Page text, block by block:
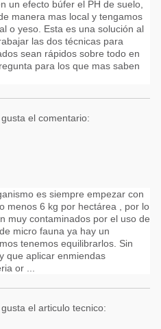
un efecto búfer el PH de suelo,
manera mas local y tengamos
o yeso. Esta es una solución al
las dos técnicas para
sean rápidos sobre todo en
para los que mas saben
gusta el comentario:
es siempre empezar con
menos 6 kg por hectárea , por lo
muy contaminados por el uso de
micro fauna ya hay un
tenemos equilibrarlos. Sin
que aplicar enmiendas
or ...
gusta el articulo tecnico: